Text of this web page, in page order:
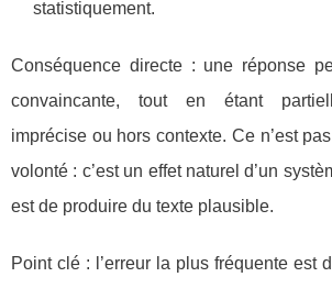
statistiquement.
Conséquence directe : une réponse
convaincante, tout en étant
imprécise ou hors contexte. Ce n’est
volonté : c’est un effet naturel d’un
est de produire du texte plausible.
Point clé : l’erreur la plus fréquente est